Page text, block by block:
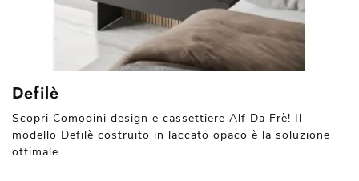
Defilè
Scopri Comodini design e cassettiere Alf Da Frè! Il
modello Defilè costruito in laccato opaco è la soluzione
ottimale.